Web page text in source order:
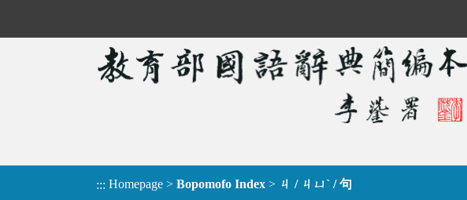
::: Homepage > Bopomofo Index > ㄐ / ㄐㄩˋ / 句